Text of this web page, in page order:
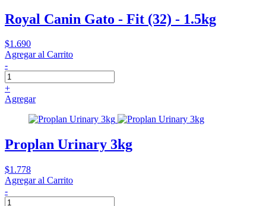
Royal Canin Gato - Fit (32) - 1.5kg
$1.690
Agregar al Carrito
-
+
Agregar
Proplan Urinary 3kg
$1.778
Agregar al Carrito
-